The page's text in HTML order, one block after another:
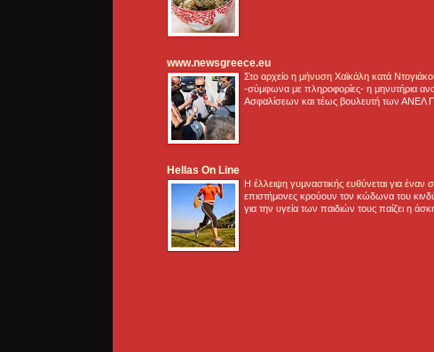
www.newsgreece.eu
Στο αρχείο η μήνυση Χαϊκάλη κατά
-σύμφωνα με πληροφορίες- η μηνυτήρια
Ασφαλίσεων και τέως βουλευτή των ΑΝΕΛ
Hellas On Line
Η έλλειψη γυμναστικής ευθύνεται για
επιστήμονες κρούουν τον κώδωνα του
για την υγεία των παιδιών τους παίζει η